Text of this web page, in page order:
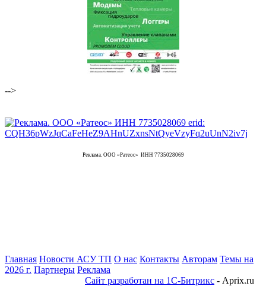
-->
Реклама. ООО «Ратеос» ИНН 7735028069
Главная Новости АСУ ТП О нас Контакты Авторам Темы на
2026 г. Партнеры Реклама
Сайт разработан на 1С-Битрикс - Aprix.ru